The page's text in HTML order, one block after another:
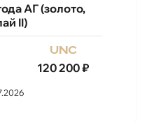
АГ (золото,
II)
unc
120 200₽